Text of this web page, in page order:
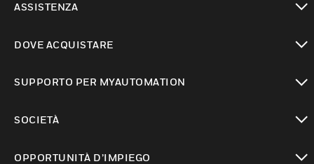
ASSISTENZA
DOVE ACQUISTARE
SUPPORTO PER MYAUTOMATION
SOCIETÀ
OPPORTUNITÀ D’IMPIEGO